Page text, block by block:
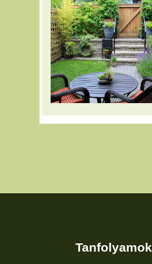
Tanfolyamok